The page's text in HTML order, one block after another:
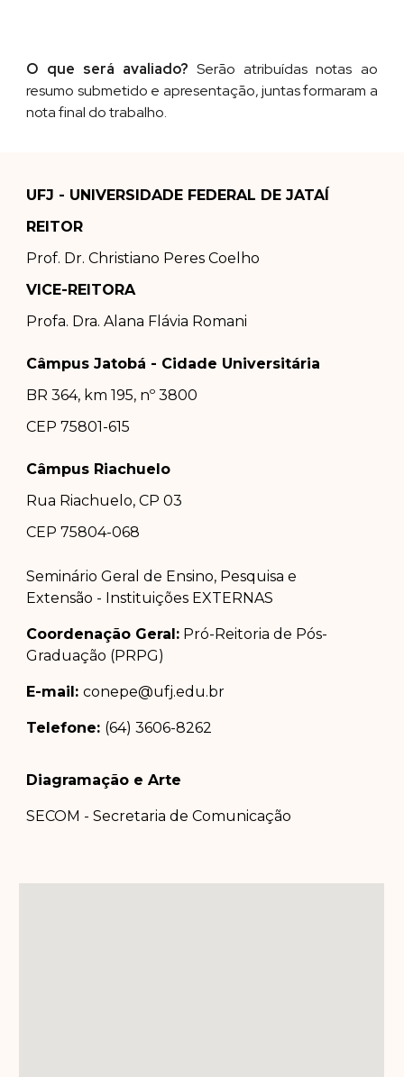
O que será avaliado? Serão atribuídas notas ao
resumo submetido e apresentação, juntas formaram a
nota final do trabalho.
UFJ - UNIVERSIDADE FEDERAL DE JATAÍ
REITOR
Prof. Dr. Christiano Peres Coelho
VICE-REITORA
Profa. Dra. Alana Flávia Romani
Câmpus Jatobá - Cidade Universitária
BR 364, km 195, nº 3800
CEP 75801-615
Câmpus Riachuelo
Rua Riachuelo, CP 03
CEP 75804-068
Seminário Geral de Ensino, Pesquisa e
Extensão - Instituições EXTERNAS
Coordenação Geral: Pró-Reitoria de Pós-
Graduação (PRPG)
E-mail:conepe@ufj.edu.br
Telefone: (64) 3606-8262
Diagramação e Arte
SECOM - Secretaria de Comunicação